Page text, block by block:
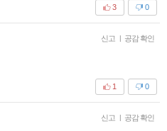
0
3
신고 | 공감 확인
0
1
신고 | 공감 확인